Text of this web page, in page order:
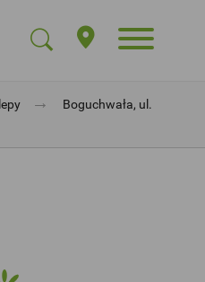
→
Boguchwała, ul.